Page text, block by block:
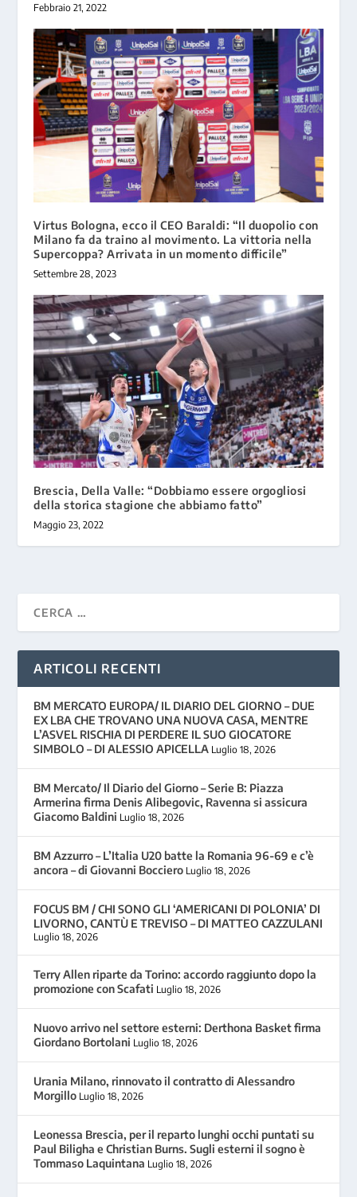
Febbraio 21, 2022
Virtus Bologna, ecco il CEO Baraldi: “Il duopolio con
Milano fa da traino al movimento. La vittoria nella
Supercoppa? Arrivata in un momento difficile”
Settembre 28, 2023
Brescia, Della Valle: “Dobbiamo essere orgogliosi
della storica stagione che abbiamo fatto”
Maggio 23, 2022
ARTICOLI RECENTI
BM MERCATO EUROPA/ IL DIARIO DEL GIORNO – DUE
EX LBA CHE TROVANO UNA NUOVA CASA, MENTRE
L’ASVEL RISCHIA DI PERDERE IL SUO GIOCATORE
SIMBOLO – DI ALESSIO APICELLA Luglio 18, 2026
BM Mercato/ Il Diario del Giorno – Serie B: Piazza
Armerina firma Denis Alibegovic, Ravenna si assicura
Giacomo Baldini Luglio 18, 2026
BM Azzurro – L’Italia U20 batte la Romania 96-69 e c’è
ancora – di Giovanni Bocciero Luglio 18, 2026
FOCUS BM / CHI SONO GLI ‘AMERICANI DI POLONIA’ DI
LIVORNO, CANTÙ E TREVISO – DI MATTEO CAZZULANI
Luglio 18, 2026
Terry Allen riparte da Torino: accordo raggiunto dopo la
promozione con Scafati Luglio 18, 2026
Nuovo arrivo nel settore esterni: Derthona Basket firma
Giordano Bortolani Luglio 18, 2026
Urania Milano, rinnovato il contratto di Alessandro
Morgillo Luglio 18, 2026
Leonessa Brescia, per il reparto lunghi occhi puntati su
Paul Biligha e Christian Burns. Sugli esterni il sogno è
Tommaso Laquintana Luglio 18, 2026